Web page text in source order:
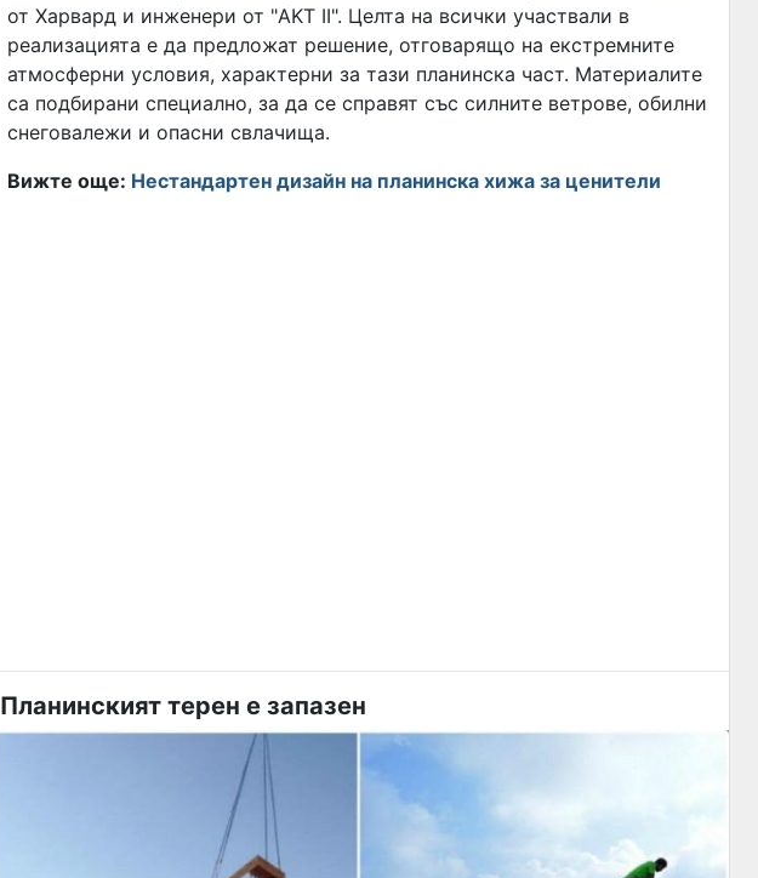
от Харвард и инженери от "AKT II". Целта на всички участвали в
реализацията е да предложат решение, отговарящо на екстремните
атмосферни условия, характерни за тази планинска част. Материалите
са подбирани специално, за да се справят със силните ветрове, обилни
снеговалежи и опасни свлачища.
Вижте още: Нестандартен дизайн на планинска хижа за ценители
Планинският терен е запазен